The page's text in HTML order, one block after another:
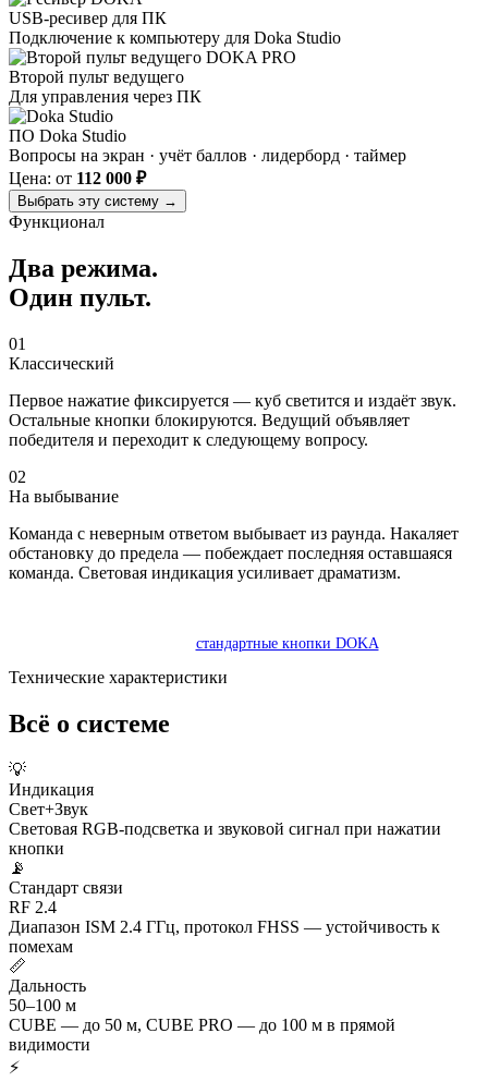
USB-ресивер для ПК
Подключение к компьютеру для Doka Studio
Второй пульт ведущего
Для управления через ПК
ПО Doka Studio
Вопросы на экран · учёт баллов · лидерборд · таймер
Цена: от 112 000 ₽
Выбрать эту систему →
Функционал
Два режима.
Один пульт.
01
Классический
Первое нажатие фиксируется — куб светится и издаёт звук.
Остальные кнопки блокируются. Ведущий объявляет
победителя и переходит к следующему вопросу.
02
На выбывание
Команда с неверным ответом выбывает из раунда. Накаляет
обстановку до предела — побеждает последняя оставшаяся
команда. Световая индикация усиливает драматизм.
стандартные кнопки DOKA
Технические характеристики
Всё о системе
💡
Индикация
Свет+Звук
Световая RGB-подсветка и звуковой сигнал при нажатии
кнопки
📡
Стандарт связи
RF 2.4
Диапазон ISM 2.4 ГГц, протокол FHSS — устойчивость к
помехам
📏
Дальность
50–100 м
CUBE — до 50 м, CUBE PRO — до 100 м в прямой
видимости
⚡